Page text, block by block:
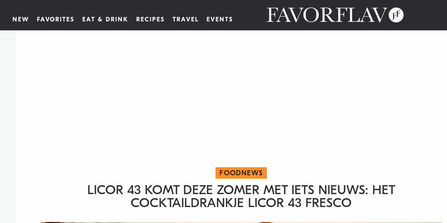
NEW FAVORITES EAT & DRINK RECIPES TRAVEL EVENTS
FOODNEWS
LICOR 43 KOMT DEZE ZOMER MET IETS NIEUWS: HET
COCKTAILDRANKJE LICOR 43 FRESCO